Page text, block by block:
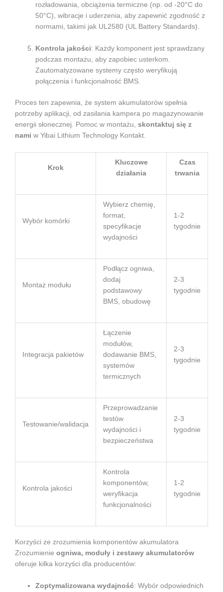
rozładowania, obciążenia termiczne (np. od -20°C do
50°C), wibracje i uderzenia, aby zapewnić zgodność z
normami, takimi jak UL2580 (UL Battery Standards).
Kontrola jakości: Każdy komponent jest sprawdzany
podczas montażu, aby zapobiec usterkom.
Zautomatyzowane systemy często weryfikują
połączenia i funkcjonalność BMS.
Proces ten zapewnia, że system akumulatorów spełnia
potrzeby aplikacji, od zasilania kampera po magazynowanie
energii słonecznej. Pomoc w montażu, skontaktuj się z
nami w Yibai Lithium Technology Kontakt.
Krok
Kluczowe
działania
Czas
trwania
Wybór komórki
Wybierz chemię,
format,
specyfikacje
wydajności
1-2
tygodnie
Montaż modułu
Podłącz ogniwa,
dodaj
podstawowy
BMS, obudowę
2-3
tygodnie
Integracja pakietów
Łączenie
modułów,
dodawanie BMS,
systemów
termicznych
2-3
tygodnie
Testowanie/walidacja
Przeprowadzanie
testów
wydajności i
bezpieczeństwa
2-3
tygodnie
Kontrola jakości
Kontrola
komponentów,
weryfikacja
funkcjonalności
1-2
tygodnie
Korzyści ze zrozumienia komponentów akumulatora
Zrozumienie ogniwa, moduły i zestawy akumulatorów
oferuje kilka korzyści dla producentów:
Zoptymalizowana wydajność: Wybór odpowiednich